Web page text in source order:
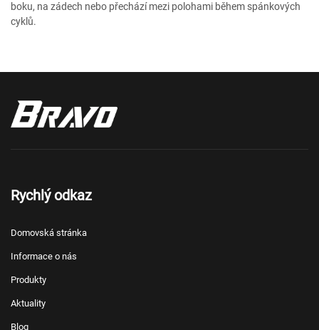
boku, na zádech nebo přechází mezi polohami během spánkových
cyklů.
Rychlý odkaz
Domovská stránka
Informace o nás
Produkty
Aktuality
Blog